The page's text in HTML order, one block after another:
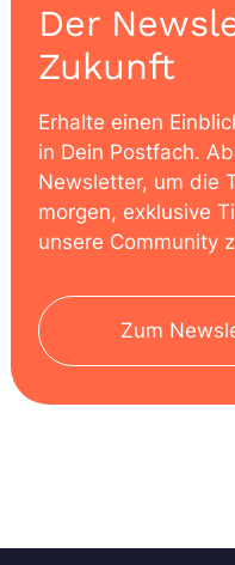
Der
Zukunft
Erhalte einen
in Dein Postfach.
Newsletter, um die
morgen, exklusive
unsere Community
Zum